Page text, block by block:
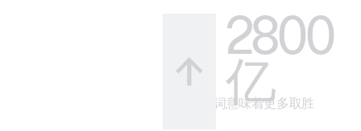
2800
亿
更多关键词意味着更多取胜